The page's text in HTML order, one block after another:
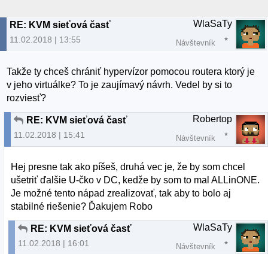
RE: KVM sieťová časť
11.02.2018 | 13:55
WlaSaTy
Návštevník
Takže ty chceš chrániť hypervízor pomocou routera ktorý je
v jeho virtuálke? To je zaujímavý návrh. Vedel by si to
rozviesť?
RE: KVM sieťová časť
11.02.2018 | 15:41
Robertop
Návštevník
Hej presne tak ako píšeš, druhá vec je, že by som chcel
ušetriť ďalšie U-čko v DC, kedže by som to mal ALLinONE.
Je možné tento nápad zrealizovať, tak aby to bolo aj
stabilné riešenie? Ďakujem Robo
RE: KVM sieťová časť
11.02.2018 | 16:01
WlaSaTy
Návštevník